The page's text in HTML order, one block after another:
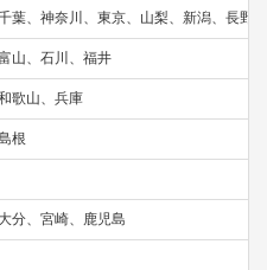
葉、神奈川、東京、山梨、新潟、長野
山、石川、福井
歌山、兵庫
根
分、宮崎、鹿児島